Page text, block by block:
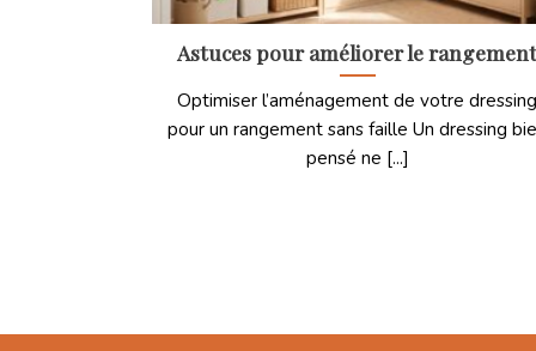
Astuces pour améliorer le
Optimiser l’aménagement de votre dressing
pour un rangement sans faille Un dressing
pensé ne [...]